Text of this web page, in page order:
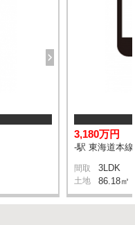
3,180万円
-駅 東海道本
間取 3LDK
土地 86.18㎡